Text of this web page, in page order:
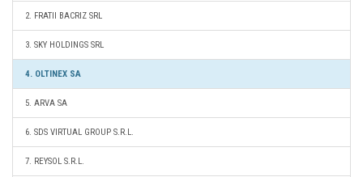
2. FRATII BACRIZ SRL
3. SKY HOLDINGS SRL
4. OLTINEX SA
5. ARVA SA
6. SDS VIRTUAL GROUP S.R.L.
7. REYSOL S.R.L.